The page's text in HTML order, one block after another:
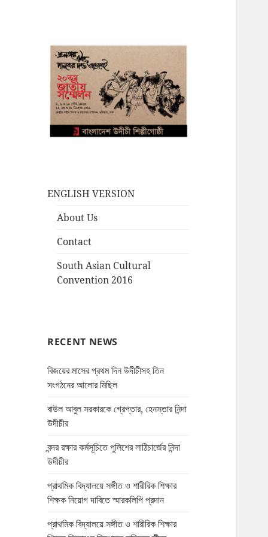
ENGLISH VERSION
About Us
Contact
South Asian Cultural
Convention 2016
RECENT NEWS
বিজয়ের মাসের প্রথম দিন উদীচীসহ তিন
সংগঠনের আলোর মিছিল
বাউল আবুল সরকারকে গ্রেপ্তার, হেনস্তার নিন্দা
উদীচীর
বন্দর রক্ষার কর্মসূচিতে পুলিশের লাঠিচার্জের নিন্দা
উদীচীর
প্রাথমিক বিদ্যালয়ে সঙ্গীত ও শারীরিক শিক্ষার
শিক্ষক নিয়োগ দাবিতে স্মারকলিপি প্রদান
প্রাথমিক বিদ্যালয়ে সঙ্গীত ও শারীরিক শিক্ষার